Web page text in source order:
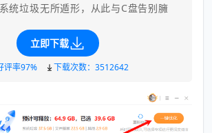
统垃圾无所遁形，从此与C盘告别臃
立即下载
评率97% 下载次数：3512642